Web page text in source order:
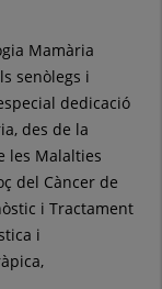
Mamària
senòlegs i
dedicació
des de la
les Malalties
del Càncer de
i Tractament
i